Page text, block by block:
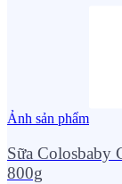
Ảnh sản phẩm
Sữa Colosbaby
800g